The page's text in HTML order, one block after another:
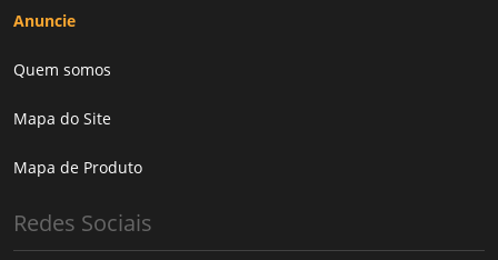
Anuncie
Quem somos
Mapa do Site
Mapa de Produto
Redes Sociais